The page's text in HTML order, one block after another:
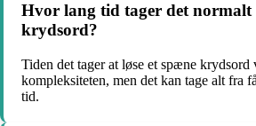
Hvor lang tid tager det normalt
krydsord?
Tiden det tager at løse et spæne
kompleksiteten, men det kan tage alt fra
tid.